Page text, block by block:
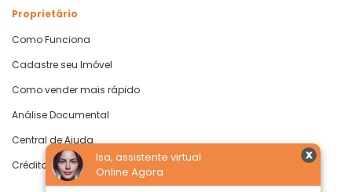
Isa, assistente virtual
Online Agora
Proprietário
Como Funciona
Cadastre seu Imóvel
Como vender mais rápido
Análise Documental
Central de Ajuda
Crédito com Garantia de Imóvel